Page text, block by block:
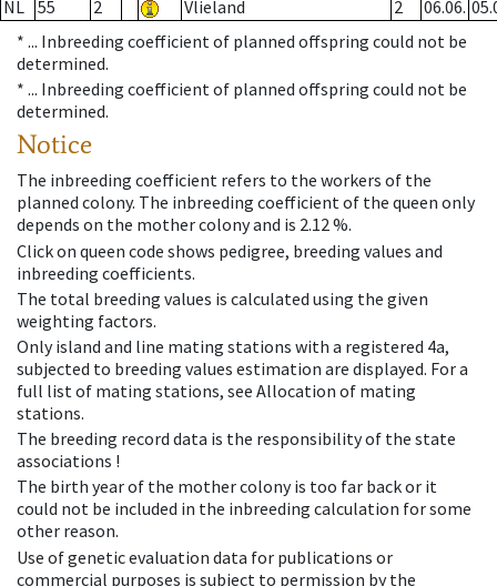
NL 55 2 Vlieland 2 06.06.
* ... Inbreeding coefficient of planned offspring could not be
determined.
* ... Inbreeding coefficient of planned offspring could not be
determined.
Notice
The inbreeding coefficient refers to the workers of the
planned colony. The inbreeding coefficient of the queen only
depends on the mother colony and is 2.12 %.
Click on queen code shows pedigree, breeding values and
inbreeding coefficients.
The total breeding values is calculated using the given
weighting factors.
Only island and line mating stations with a registered 4a,
subjected to breeding values estimation are displayed. For a
full list of mating stations, see Allocation of mating
stations.
The breeding record data is the responsibility of the state
associations !
The birth year of the mother colony is too far back or it
could not be included in the inbreeding calculation for some
other reason.
Use of genetic evaluation data for publications or
commercial purposes is subject to permission by the